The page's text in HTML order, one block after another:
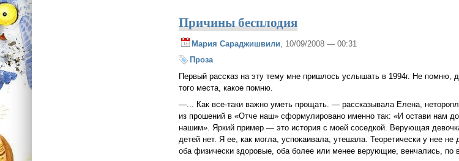
Причины бесплодия
Мария Сараджишвили , 10/09/2008 — 00:31
Проза
Первый рассказ на эту тему мне пришлось услышать в 1994г. Не помню,
того места, какое помню.
—... Как все-таки важно уметь прощать. — рассказывала Елена,
из прошений в «Отче наш» сформулировано именно так: «И остави нам
нашим». Яркий пример — это история с моей соседкой. Верующая
детей нет. Я ее, как могла, успокаивала, утешала. Теоретически у нее
оба физически здоровые, оба более или менее верующие, венчались, по